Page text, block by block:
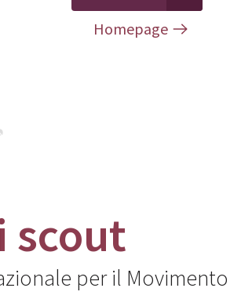
Homepage
scout
per il Movimento